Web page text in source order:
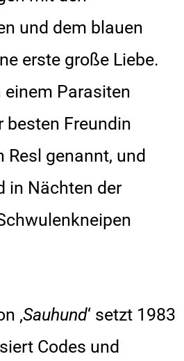
und dem blauen
erste große Liebe.
Parasiten
besten Freundin
Resl genannt, und
in Nächten der
‚Sauhund‘ setzt 1983
Codes und